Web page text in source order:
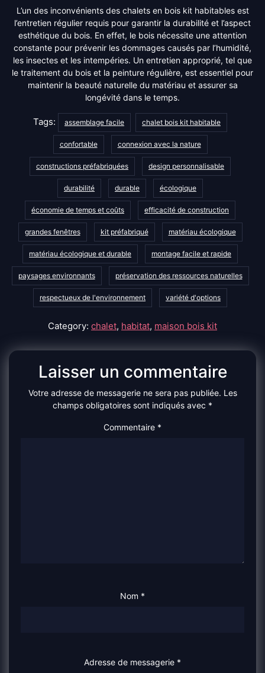
L’un des inconvénients des chalets en bois kit habitables est
l’entretien régulier requis pour garantir la durabilité et l’aspect
esthétique du bois. En effet, le bois nécessite une attention
constante pour prévenir les dommages causés par l’humidité,
les insectes et les intempéries. Un entretien approprié, tel que
le traitement du bois et la peinture régulière, est essentiel pour
maintenir la beauté naturelle du matériau et assurer sa
longévité dans le temps.
Tags: assemblage facile chalet bois kit habitable
confortable connexion avec la nature
constructions préfabriquées design personnalisable
durabilité durable écologique
économie de temps et coûts efficacité de construction
grandes fenêtres kit préfabriqué matériau écologique
matériau écologique et durable montage facile et rapide
paysages environnants préservation des ressources naturelles
respectueux de l'environnement variété d'options
Category: chalet, habitat, maison bois kit
Laisser un commentaire
Votre adresse de messagerie ne sera pas publiée. Les
champs obligatoires sont indiqués avec *
Commentaire *
Nom *
Adresse de messagerie *